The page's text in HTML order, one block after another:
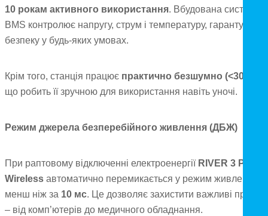
10 рокам активного використання. Вбудована система
BMS контролює напругу, струм і температуру, гарантуючи
безпеку у будь-яких умовах.
Крім того, станція працює практично безшумно (<30 дБ)
що робить її зручною для використання навіть уночі.
Режим джерела безперебійного живлення (ДБЖ)
При раптовому відключенні електроенергії RIVER 3 Plus
Wireless автоматично перемикається у режим живлення
менш ніж за 10 мс. Це дозволяє захистити важливі
– від комп’ютерів до медичного обладнання.